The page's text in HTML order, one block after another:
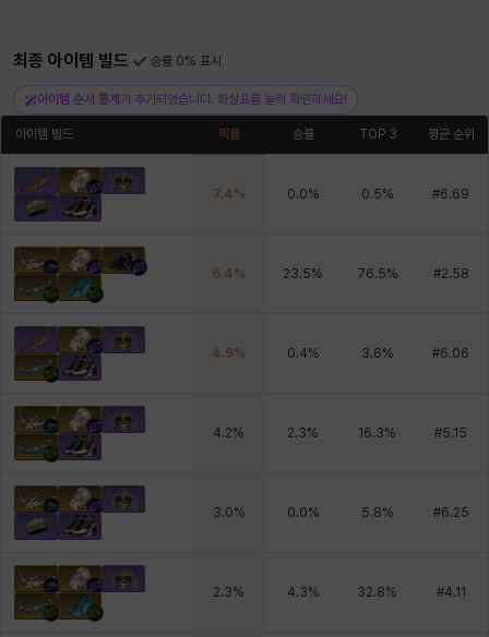
헤이즈 헨리 현우
최종 아이템 빌드 승률 0% 표시
아이템 순서 통계 가 추가되었습니다. 화살표를 눌러 확인하세요!
아이템 빌드 픽률 승률 TOP 3 평균 순위
7.4% 0.0% 0.5% #6.69
6.4% 23.5% 76.5% #2.58
4.9% 0.4% 3.6% #6.06
4.2% 2.3% 16.3% #5.15
3.0% 0.0% 5.8% #6.25
2.3% 4.3% 32.8% #4.11